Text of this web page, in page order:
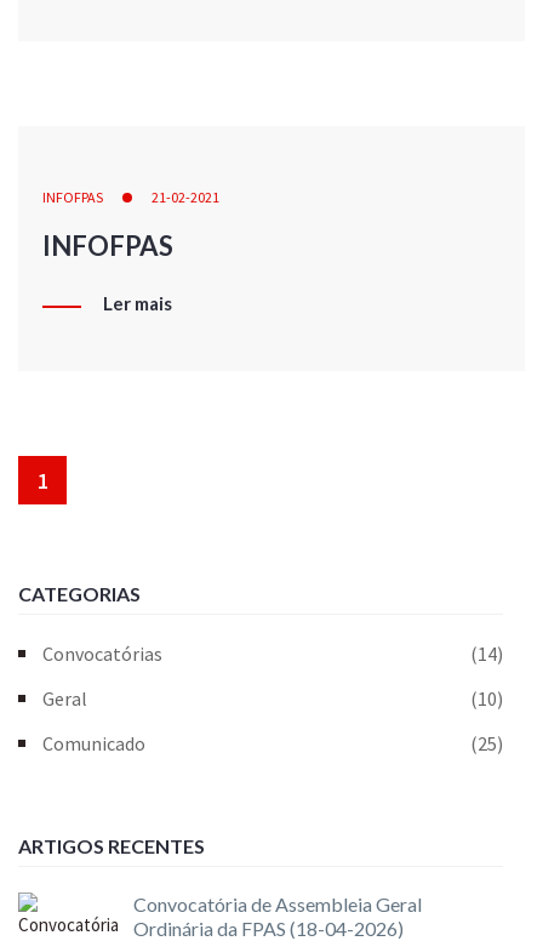
INFOFPAS 21-02-2021
INFOFPAS
Ler mais
1
CATEGORIAS
Convocatórias
(14)
Geral
(10)
Comunicado
(25)
ARTIGOS RECENTES
Convocatória de Assembleia Geral
Ordinária da FPAS (18-04-2026)